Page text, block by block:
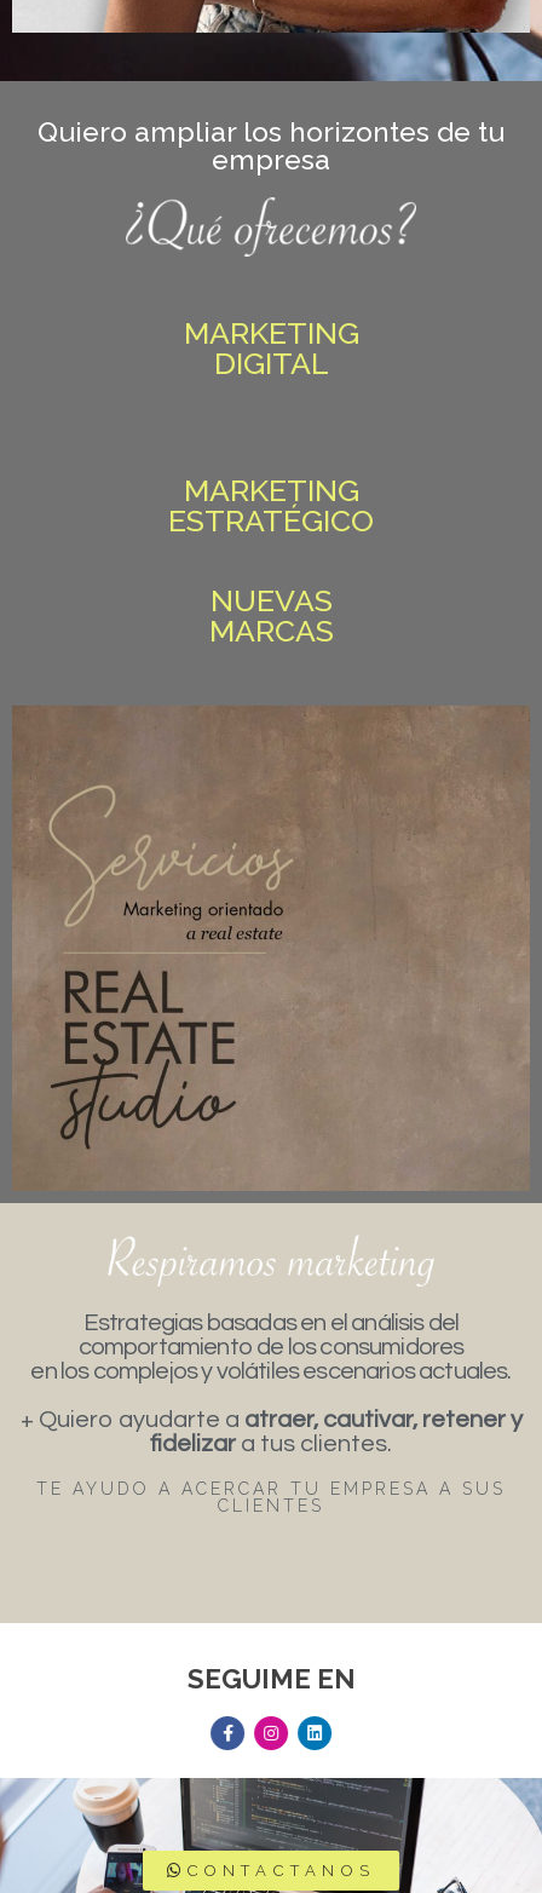
Quiero ampliar los horizontes de tu
empresa
MARKETING
DIGITAL
MARKETING
ESTRATÉGICO
NUEVAS
MARCAS
Estrategias basadas en el análisis del
comportamiento de los consumidores
en los complejos y volátiles escenarios actuales.
+ Quiero ayudarte a atraer, cautivar, retener y
fidelizar a tus clientes.
TE AYUDO A ACERCAR TU EMPRESA A SUS
CLIENTES
SEGUIME EN
CONTACTANOS